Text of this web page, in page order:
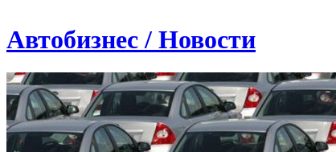
Автобизнес / Новости